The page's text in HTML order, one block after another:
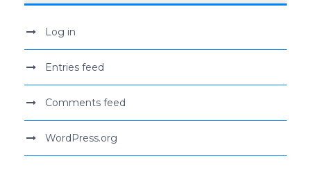
Log in
Entries feed
Comments feed
WordPress.org